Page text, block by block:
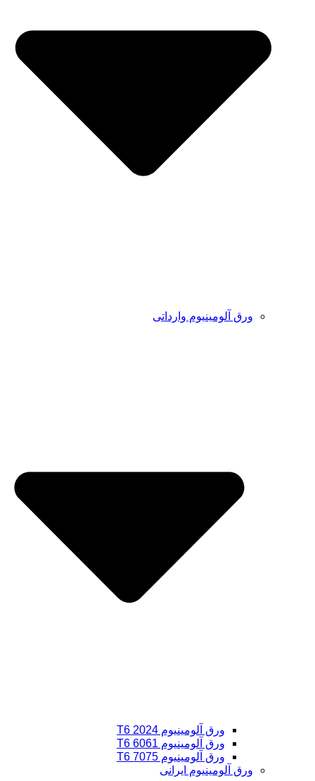
ورق آلومینیوم وارداتی
ورق آلومینیوم 2024 T6
ورق آلومینیوم 6061 T6
ورق آلومینیوم 7075 T6
ورق آلومینیوم ایرانی